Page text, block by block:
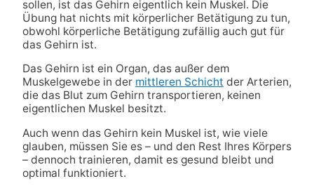
sollen, ist das Gehirn eigentlich kein Muskel. Die
Übung hat nichts mit körperlicher Betätigung zu tun,
obwohl körperliche Betätigung zufällig auch gut für
das Gehirn ist.
Das Gehirn ist ein Organ, das außer dem
Muskelgewebe in der mittleren Schicht der Arterien,
die das Blut zum Gehirn transportieren, keinen
eigentlichen Muskel besitzt.
Auch wenn das Gehirn kein Muskel ist, wie viele
glauben, müssen Sie es – und den Rest Ihres Körpers
– dennoch trainieren, damit es gesund bleibt und
optimal funktioniert.